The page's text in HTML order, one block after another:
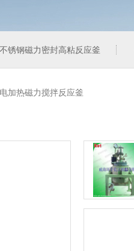
锈钢磁力密封高粘反应釜
加热磁力搅拌反应釜